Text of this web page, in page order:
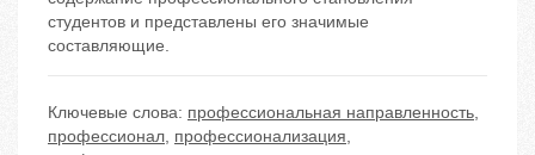
студентов и представлены его значимые
составляющие.
Ключевые слова: профессиональная направленность,
профессионал, профессионализация,